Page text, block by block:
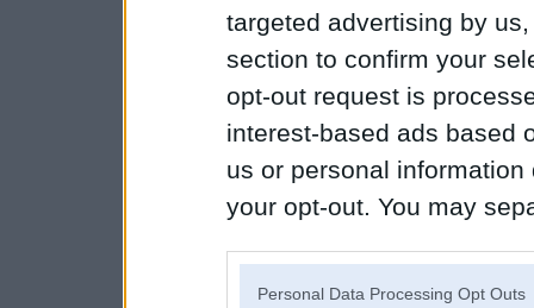
targeted advertising by
section to confirm your
opt-out request is
interest-based ads based
us or personal
your opt-out. You may
Personal Data Processing Opt Outs